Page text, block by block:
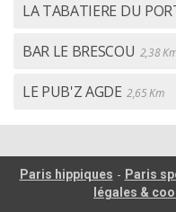
LA TABATIERE DU
BAR LE BRESCOU 2,38
LE PUB'Z AGDE 2,65 Km
Paris hippiques - Paris
légales &